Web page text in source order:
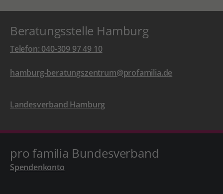
Beratungsstelle Hamburg
Telefon: 040-309 97 49 10
hamburg-beratungszentrum@profamilia.de
Landesverband Hamburg
pro familia Bundesverband
Spendenkonto